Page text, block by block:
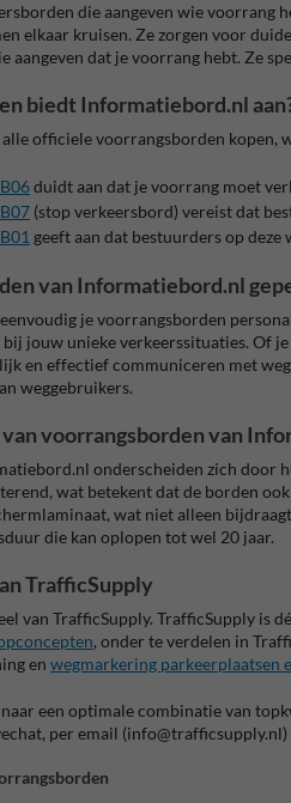
die aangeven wie voorrang
elkaar kruisen. Ze zorgen voor
aangeven dat je voorrang hebt. Ze
biedt Informatiebord.nl
officiele voorrangsborden kopen,
duidt aan dat je voorrang moet
(stop verkeersbord) vereist dat
geeft aan dat bestuurders op
van Informatiebord.nl
je voorrangsborden
jouw unieke verkeerssituaties. Of
en effectief communiceren met
weggebruikers.
voorrangsborden van
onderscheiden zich door
wat betekent dat de borden
wat niet alleen
die kan oplopen tot wel 20 jaar.
TrafficSupply
van TrafficSupply. TrafficSupply is
, onder te verdelen in
en wegmarkering parkeerplaatsen
een optimale combinatie van
per email